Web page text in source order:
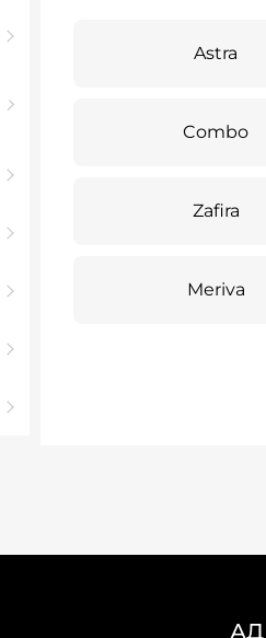
Astra
Combo
Zafira
Meriva